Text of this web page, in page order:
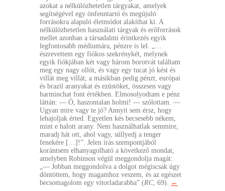
azokat a nélkülözhetetlen tárgyakat, amelyek
segítségével egy önfenntartó és megújuló
forrásokra alapuló életmódot alakíthat ki. A
nélkülözhetetlen használati tárgyak és erőforrások
mellet azonban a társadalmi érintkezés egyik
legfontosabb médiumára, pénzre is lel. „…
észrevettem egy fiókos szekrénykét, melynek
egyik fiókjában két vagy három borotvát találtam
meg egy nagy ollót, és vagy egy tucat jó kést és
villát meg villát; a másikban pedig pénzt, európai
és brazil aranyakat és ezüstöket, összesen vagy
harminchat font értékben. Elmosolyodtam e pénz
láttán: — Ó, haszontalan holmi! — szólottam. —
Ugyan mire vagy te jó? Annyit sem érsz, hogy
lehajoljak érted. Egyetlen kés becsesebb nékem,
mint e halott arany. Nem használhatlak semmire,
maradj hát ott, ahol vagy, süllyedj a tenger
fenekére […]!”. Jelen írás szempontjából
korántsem elhanyagolható a következő mondat,
amelyben Robinson végül meggondolja magát:
„— Jobban meggondolva a dolgot mégiscsak úgy
döntöttem, hogy magamhoz veszem, és az egészet
becsomagolom egy vitorladarabba” (RC, 69).
←